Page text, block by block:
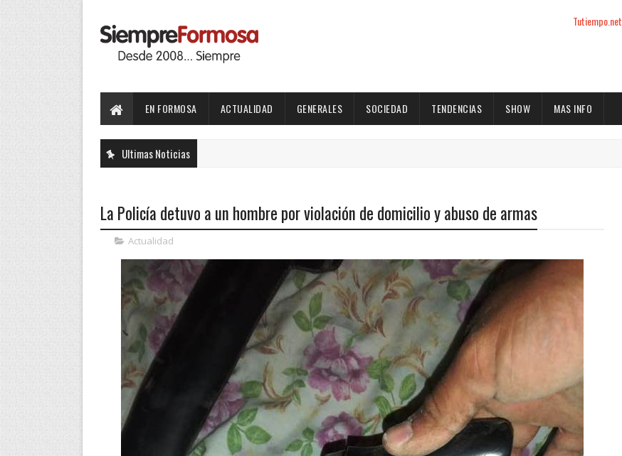
Tutiempo.net
EN FORMOSA ACTUALIDAD GENERALES SOCIEDAD TENDENCIAS SHOW MAS INFO
Ultimas Noticias
La Policía detuvo a un hombre por violación de domicilio y abuso de armas
Actualidad